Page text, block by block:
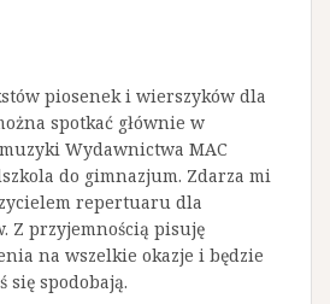
piosenek i wierszyków dla
spotkać głównie w
Wydawnictwa MAC
do gimnazjum. Zdarza mi
repertuaru dla
Z przyjemnością pisuję
na wszelkie okazje i będzie
się spodobają.